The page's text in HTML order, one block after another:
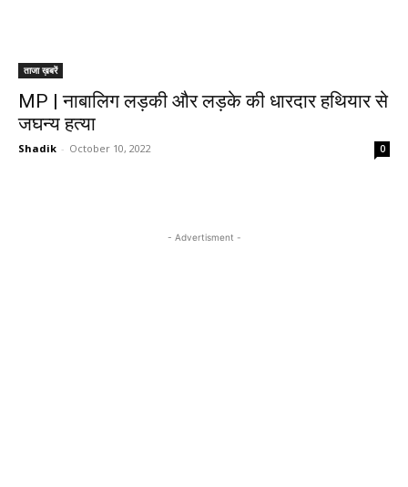
ताजा ख़बरें
MP | नाबालिग लड़की और लड़के की धारदार हथियार से
जघन्य हत्या
Shadik - October 10, 2022 0
- Advertisment -